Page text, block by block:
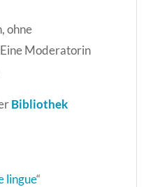
ohne
Moderatorin
Bibliothek
lingue“